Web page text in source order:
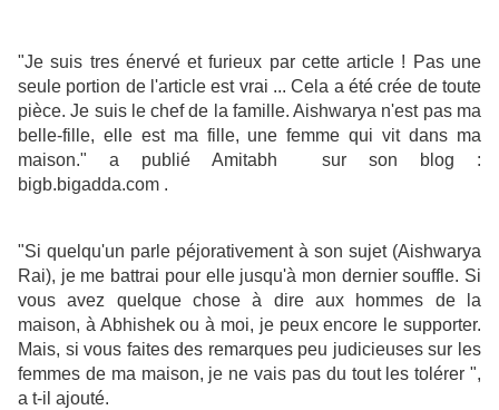
"Je suis tres énervé et furieux par cette article ! Pas une
seule portion de l'article est vrai ... Cela a été crée de toute
pièce. Je suis le chef de la famille. Aishwarya n'est pas ma
belle-fille, elle est ma fille, une femme qui vit dans ma
maison." a publié Amitabh sur son blog :
bigb.bigadda.com .
"Si quelqu'un parle péjorativement à son sujet (Aishwarya
Rai), je me battrai pour elle jusqu'à mon dernier souffle. Si
vous avez quelque chose à dire aux hommes de la
maison, à Abhishek ou à moi, je peux encore le supporter.
Mais, si vous faites des remarques peu judicieuses sur les
femmes de ma maison, je ne vais pas du tout les tolérer ",
a t-il ajouté.